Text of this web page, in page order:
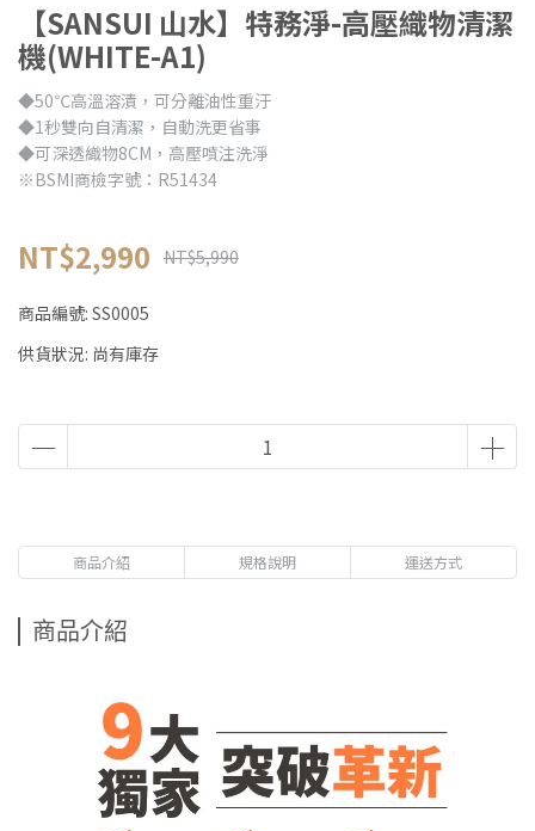
【SANSUI 山水】特務淨-高壓織物清潔
機(WHITE-A1)
◆50℃高溫溶漬，可分離油性重汙
◆1秒雙向自清潔，自動洗更省事
◆可深透織物8CM，高壓噴注洗淨
※BSMI商檢字號：R51434
NT$2,990 NT$5,990
商品編號: SS0005
供貨狀況: 尚有庫存
商品介紹 規格說明 運送方式
商品介紹